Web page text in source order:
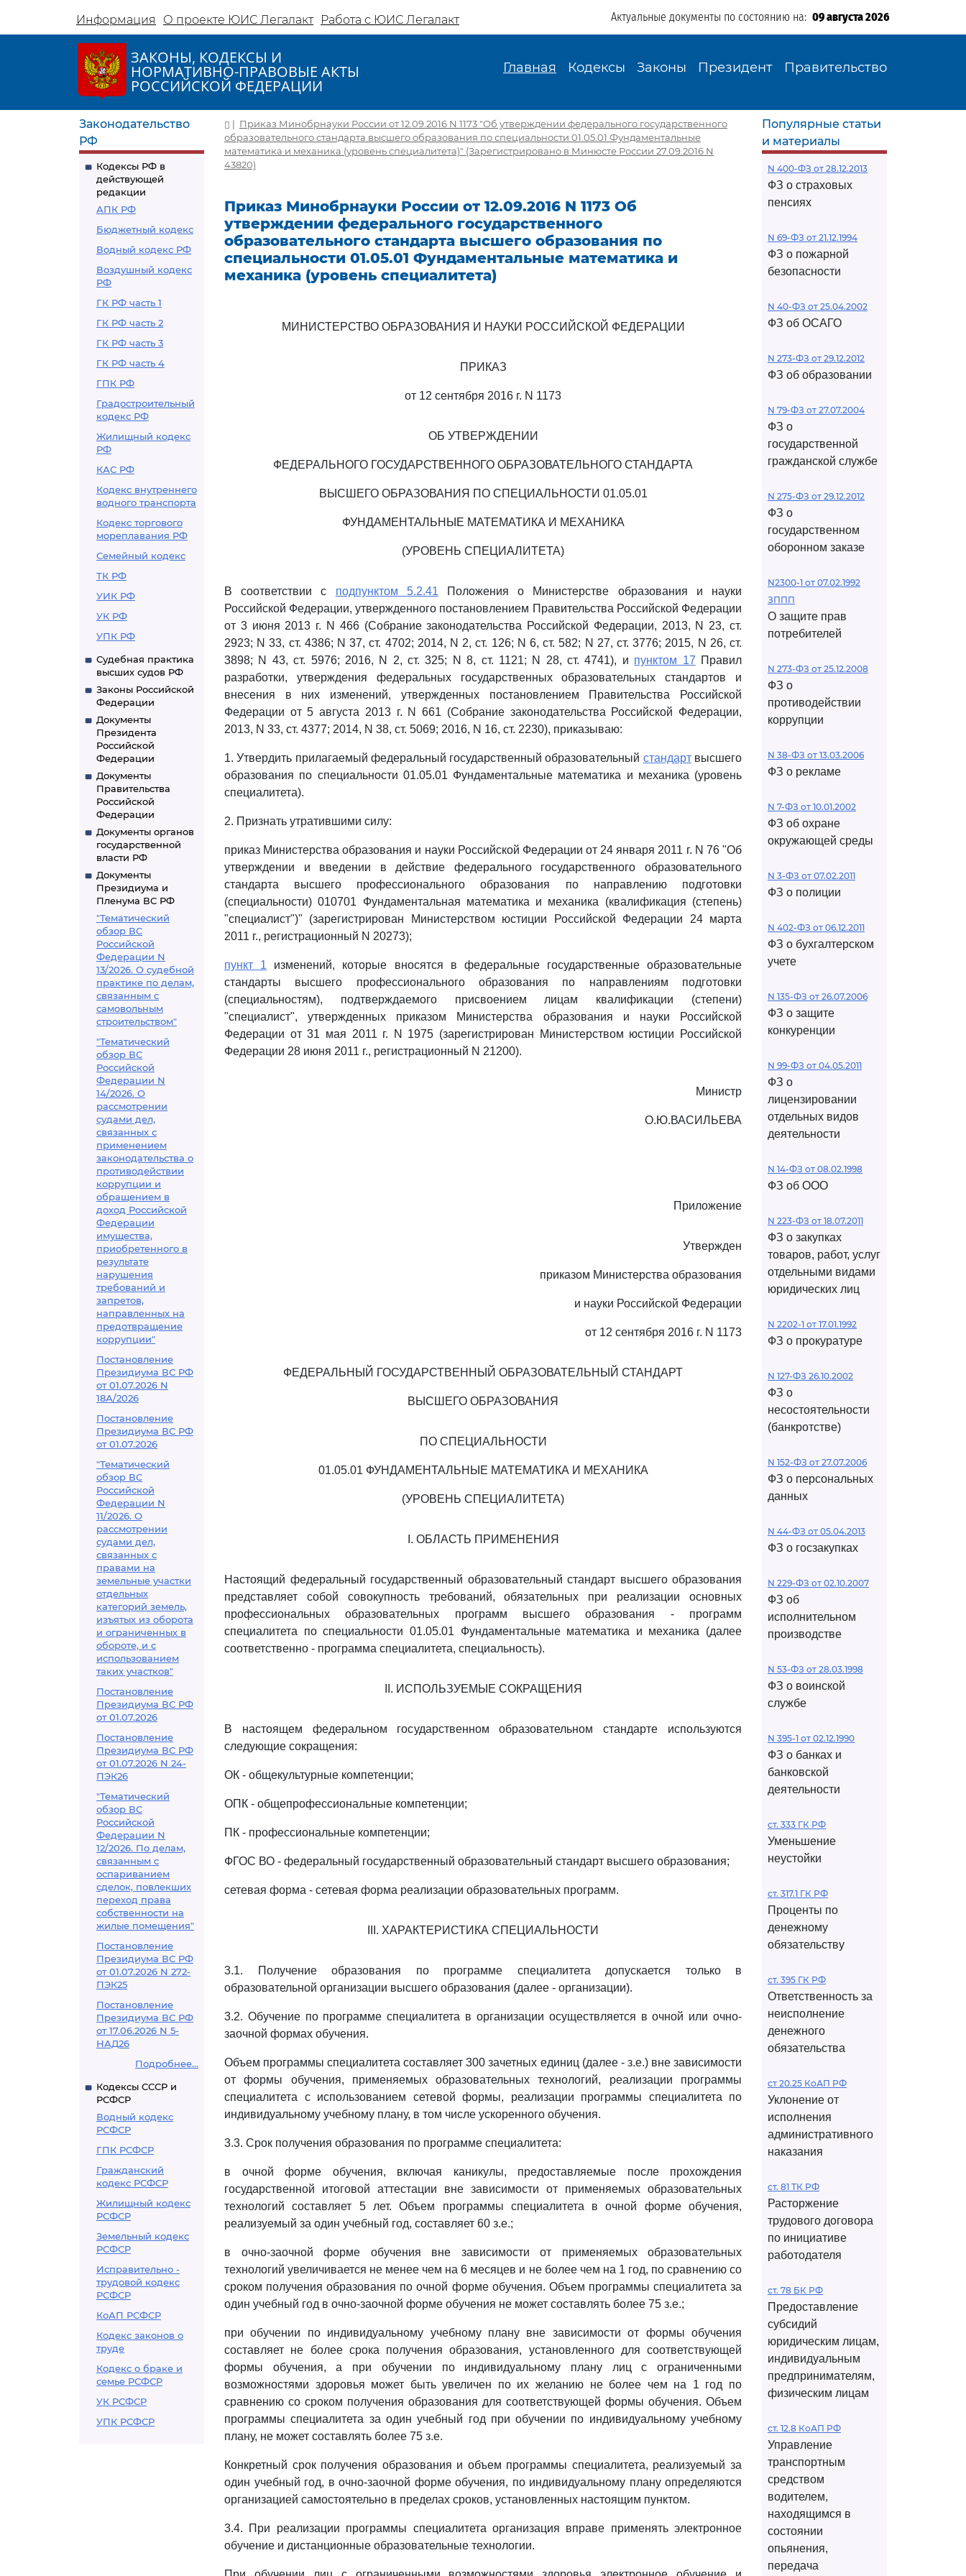
Информация О проекте ЮИС Легалакт Работа с ЮИС Легалакт Актуальные документы по состоянию на: 09 августа 2026
ЗАКОНЫ, КОДЕКСЫ И
НОРМАТИВНО-ПРАВОВЫЕ АКТЫ
РОССИЙСКОЙ ФЕДЕРАЦИИ
Главная Кодексы Законы Президент Правительство
Законодательство
РФ
Кодексы РФ в
действующей
редакции
АПК РФ
Бюджетный кодекс
Водный кодекс РФ
Воздушный кодекс
РФ
ГК РФ часть 1
ГК РФ часть 2
ГК РФ часть 3
ГК РФ часть 4
ГПК РФ
Градостроительный
кодекс РФ
Жилищный кодекс
РФ
КАС РФ
Кодекс внутреннего
водного транспорта
Кодекс торгового
мореплавания РФ
Семейный кодекс
ТК РФ
УИК РФ
УК РФ
УПК РФ
Судебная практика
высших судов РФ
Законы Российской
Федерации
Документы
Президента
Российской
Федерации
Документы
Правительства
Российской
Федерации
Документы органов
государственной
власти РФ
Документы
Президиума и
Пленума ВС РФ
"Тематический
обзор ВС
Российской
Федерации N
13/2026. О судебной
практике по делам,
связанным с
самовольным
строительством"
"Тематический
обзор ВС
Российской
Федерации N
14/2026. О
рассмотрении
судами дел,
связанных с
применением
законодательства о
противодействии
коррупции и
обращением в
доход Российской
Федерации
имущества,
приобретенного в
результате
нарушения
требований и
запретов,
направленных на
предотвращение
коррупции"
Постановление
Президиума ВС РФ
от 01.07.2026 N
18А/2026
Постановление
Президиума ВС РФ
от 01.07.2026
"Тематический
обзор ВС
Российской
Федерации N
11/2026. О
рассмотрении
судами дел,
связанных с
правами на
земельные участки
отдельных
категорий земель,
изъятых из оборота
и ограниченных в
обороте, и с
использованием
таких участков"
Постановление
Президиума ВС РФ
от 01.07.2026
Постановление
Президиума ВС РФ
от 01.07.2026 N 24-
ПЭК26
"Тематический
обзор ВС
Российской
Федерации N
12/2026. По делам,
связанным с
оспариванием
сделок, повлекших
переход права
собственности на
жилые помещения"
Постановление
Президиума ВС РФ
от 01.07.2026 N 272-
ПЭК25
Постановление
Президиума ВС РФ
от 17.06.2026 N 5-
НАД26
Подробнее...
Кодексы СССР и
РСФСР
Водный кодекс
РСФСР
ГПК РСФСР
Гражданский
кодекс РСФСР
Жилищный кодекс
РСФСР
Земельный кодекс
РСФСР
Исправительно -
трудовой кодекс
РСФСР
КоАП РСФСР
Кодекс законов о
труде
Кодекс о браке и
семье РСФСР
УК РСФСР
УПК РСФСР
| Приказ Минобрнауки России от 12.09.2016 N 1173 "Об утверждении федерального государственного
образовательного стандарта высшего образования по специальности 01.05.01 Фундаментальные
математика и механика (уровень специалитета)" (Зарегистрировано в Минюсте России 27.09.2016 N
43820)
Приказ Минобрнауки России от 12.09.2016 N 1173 Об
утверждении федерального государственного
образовательного стандарта высшего образования по
специальности 01.05.01 Фундаментальные математика и
механика (уровень специалитета)
МИНИСТЕРСТВО ОБРАЗОВАНИЯ И НАУКИ РОССИЙСКОЙ ФЕДЕРАЦИИ
ПРИКАЗ
от 12 сентября 2016 г. N 1173
ОБ УТВЕРЖДЕНИИ
ФЕДЕРАЛЬНОГО ГОСУДАРСТВЕННОГО ОБРАЗОВАТЕЛЬНОГО СТАНДАРТА
ВЫСШЕГО ОБРАЗОВАНИЯ ПО СПЕЦИАЛЬНОСТИ 01.05.01
ФУНДАМЕНТАЛЬНЫЕ МАТЕМАТИКА И МЕХАНИКА
(УРОВЕНЬ СПЕЦИАЛИТЕТА)
В соответствии с подпунктом 5.2.41 Положения о Министерстве образования и науки
Российской Федерации, утвержденного постановлением Правительства Российской Федерации
от 3 июня 2013 г. N 466 (Собрание законодательства Российской Федерации, 2013, N 23, ст.
2923; N 33, ст. 4386; N 37, ст. 4702; 2014, N 2, ст. 126; N 6, ст. 582; N 27, ст. 3776; 2015, N 26, ст.
3898; N 43, ст. 5976; 2016, N 2, ст. 325; N 8, ст. 1121; N 28, ст. 4741), и пунктом 17 Правил
разработки, утверждения федеральных государственных образовательных стандартов и
внесения в них изменений, утвержденных постановлением Правительства Российской
Федерации от 5 августа 2013 г. N 661 (Собрание законодательства Российской Федерации,
2013, N 33, ст. 4377; 2014, N 38, ст. 5069; 2016, N 16, ст. 2230), приказываю:
1. Утвердить прилагаемый федеральный государственный образовательный стандартвысшего
образования по специальности 01.05.01 Фундаментальные математика и механика (уровень
специалитета).
2. Признать утратившими силу:
приказ Министерства образования и науки Российской Федерации от 24 января 2011 г. N 76 "Об
утверждении и введении в действие федерального государственного образовательного
стандарта высшего профессионального образования по направлению подготовки
(специальности) 010701 Фундаментальная математика и механика (квалификация (степень)
"специалист")" (зарегистрирован Министерством юстиции Российской Федерации 24 марта
2011 г., регистрационный N 20273);
пункт 1 изменений, которые вносятся в федеральные государственные образовательные
стандарты высшего профессионального образования по направлениям подготовки
(специальностям), подтверждаемого присвоением лицам квалификации (степени)
"специалист", утвержденных приказом Министерства образования и науки Российской
Федерации от 31 мая 2011 г. N 1975 (зарегистрирован Министерством юстиции Российской
Федерации 28 июня 2011 г., регистрационный N 21200).
Министр
О.Ю.ВАСИЛЬЕВА
Приложение
Утвержден
приказом Министерства образования
и науки Российской Федерации
от 12 сентября 2016 г. N 1173
ФЕДЕРАЛЬНЫЙ ГОСУДАРСТВЕННЫЙ ОБРАЗОВАТЕЛЬНЫЙ СТАНДАРТ
ВЫСШЕГО ОБРАЗОВАНИЯ
ПО СПЕЦИАЛЬНОСТИ
01.05.01 ФУНДАМЕНТАЛЬНЫЕ МАТЕМАТИКА И МЕХАНИКА
(УРОВЕНЬ СПЕЦИАЛИТЕТА)
I. ОБЛАСТЬ ПРИМЕНЕНИЯ
Настоящий федеральный государственный образовательный стандарт высшего образования
представляет собой совокупность требований, обязательных при реализации основных
профессиональных образовательных программ высшего образования - программ
специалитета по специальности 01.05.01 Фундаментальные математика и механика (далее
соответственно - программа специалитета, специальность).
II. ИСПОЛЬЗУЕМЫЕ СОКРАЩЕНИЯ
В настоящем федеральном государственном образовательном стандарте используются
следующие сокращения:
ОК - общекультурные компетенции;
ОПК - общепрофессиональные компетенции;
ПК - профессиональные компетенции;
ФГОС ВО - федеральный государственный образовательный стандарт высшего образования;
сетевая форма - сетевая форма реализации образовательных программ.
III. ХАРАКТЕРИСТИКА СПЕЦИАЛЬНОСТИ
3.1. Получение образования по программе специалитета допускается только в
образовательной организации высшего образования (далее - организации).
3.2. Обучение по программе специалитета в организации осуществляется в очной или очно-
заочной формах обучения.
Объем программы специалитета составляет 300 зачетных единиц (далее - з.е.) вне зависимости
от формы обучения, применяемых образовательных технологий, реализации программы
специалитета с использованием сетевой формы, реализации программы специалитета по
индивидуальному учебному плану, в том числе ускоренного обучения.
3.3. Срок получения образования по программе специалитета:
в очной форме обучения, включая каникулы, предоставляемые после прохождения
государственной итоговой аттестации вне зависимости от применяемых образовательных
технологий составляет 5 лет. Объем программы специалитета в очной форме обучения,
реализуемый за один учебный год, составляет 60 з.е.;
в очно-заочной форме обучения вне зависимости от применяемых образовательных
технологий увеличивается не менее чем на 6 месяцев и не более чем на 1 год, по сравнению со
сроком получения образования по очной форме обучения. Объем программы специалитета за
один учебный год в очно-заочной форме обучения не может составлять более 75 з.е.;
при обучении по индивидуальному учебному плану вне зависимости от формы обучения
составляет не более срока получения образования, установленного для соответствующей
формы обучения, а при обучении по индивидуальному плану лиц с ограниченными
возможностями здоровья может быть увеличен по их желанию не более чем на 1 год по
сравнению со сроком получения образования для соответствующей формы обучения. Объем
программы специалитета за один учебный год при обучении по индивидуальному учебному
плану, не может составлять более 75 з.е.
Конкретный срок получения образования и объем программы специалитета, реализуемый за
один учебный год, в очно-заочной форме обучения, по индивидуальному плану определяются
организацией самостоятельно в пределах сроков, установленных настоящим пунктом.
3.4. При реализации программы специалитета организация вправе применять электронное
обучение и дистанционные образовательные технологии.
Популярные статьи
и материалы
N 400-ФЗ от 28.12.2013
ФЗ о страховых
пенсиях
N 69-ФЗ от 21.12.1994
ФЗ о пожарной
безопасности
N 40-ФЗ от 25.04.2002
ФЗ об ОСАГО
N 273-ФЗ от 29.12.2012
ФЗ об образовании
N 79-ФЗ от 27.07.2004
ФЗ о
государственной
гражданской службе
N 275-ФЗ от 29.12.2012
ФЗ о
государственном
оборонном заказе
N2300-1 от 07.02.1992
ЗППП
О защите прав
потребителей
N 273-ФЗ от 25.12.2008
ФЗ о
противодействии
коррупции
N 38-ФЗ от 13.03.2006
ФЗ о рекламе
N 7-ФЗ от 10.01.2002
ФЗ об охране
окружающей среды
N 3-ФЗ от 07.02.2011
ФЗ о полиции
N 402-ФЗ от 06.12.2011
ФЗ о бухгалтерском
учете
N 135-ФЗ от 26.07.2006
ФЗ о защите
конкуренции
N 99-ФЗ от 04.05.2011
ФЗ о
лицензировании
отдельных видов
деятельности
N 14-ФЗ от 08.02.1998
ФЗ об ООО
N 223-ФЗ от 18.07.2011
ФЗ о закупках
товаров, работ, услуг
отдельными видами
юридических лиц
N 2202-1 от 17.01.1992
ФЗ о прокуратуре
N 127-ФЗ 26.10.2002
ФЗ о
несостоятельности
(банкротстве)
N 152-ФЗ от 27.07.2006
ФЗ о персональных
данных
N 44-ФЗ от 05.04.2013
ФЗ о госзакупках
N 229-ФЗ от 02.10.2007
ФЗ об
исполнительном
производстве
N 53-ФЗ от 28.03.1998
ФЗ о воинской
службе
N 395-1 от 02.12.1990
ФЗ о банках и
банковской
деятельности
ст. 333 ГК РФ
Уменьшение
неустойки
ст. 317.1 ГК РФ
Проценты по
денежному
обязательству
ст. 395 ГК РФ
Ответственность за
неисполнение
денежного
обязательства
ст 20.25 КоАП РФ
Уклонение от
исполнения
административного
наказания
ст. 81 ТК РФ
Расторжение
трудового договора
по инициативе
работодателя
ст. 78 БК РФ
Предоставление
субсидий
юридическим лицам,
индивидуальным
предпринимателям,
физическим лицам
ст. 12.8 КоАП РФ
Управление
транспортным
средством
водителем,
находящимся в
состоянии
опьянения,
передача